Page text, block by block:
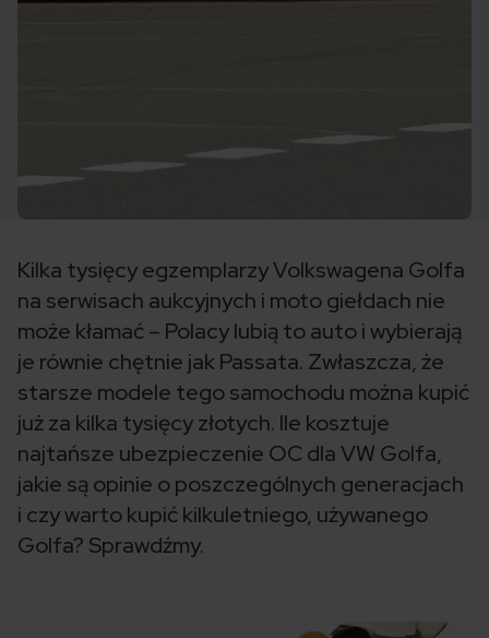
Kilka tysięcy egzemplarzy Volkswagena Golfa
na serwisach aukcyjnych i moto giełdach nie
może kłamać – Polacy lubią to auto i wybierają
je równie chętnie jak Passata. Zwłaszcza, że
starsze modele tego samochodu można kupić
już za kilka tysięcy złotych. Ile kosztuje
najtańsze ubezpieczenie OC dla VW Golfa,
jakie są opinie o poszczególnych generacjach
i czy warto kupić kilkuletniego, używanego
Golfa? Sprawdźmy.